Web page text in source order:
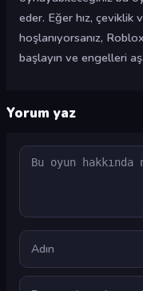
eder. Eğer hız,
hoşlanıyorsanız,
başlayın ve engelleri
Yorum yaz
Yorum
Ad
E-posta